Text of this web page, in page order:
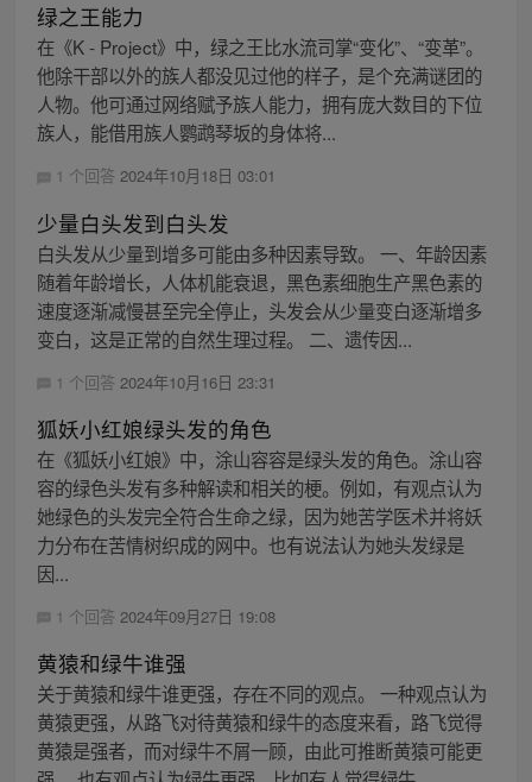
绿之王能力
在《K - Project》中，绿之王比水流司掌“变化”、“变革”。
他除干部以外的族人都没见过他的样子，是个充满谜团的
人物。他可通过网络赋予族人能力，拥有庞大数目的下位
族人，能借用族人鹦鹉琴坂的身体将...
1 个回答 2024年10月18日 03:01
少量白头发到白头发
白头发从少量到增多可能由多种因素导致。 一、年龄因素
随着年龄增长，人体机能衰退，黑色素细胞生产黑色素的
速度逐渐减慢甚至完全停止，头发会从少量变白逐渐增多
变白，这是正常的自然生理过程。 二、遗传因...
1 个回答 2024年10月16日 23:31
狐妖小红娘绿头发的角色
在《狐妖小红娘》中，涂山容容是绿头发的角色。涂山容
容的绿色头发有多种解读和相关的梗。例如，有观点认为
她绿色的头发完全符合生命之绿，因为她苦学医术并将妖
力分布在苦情树织成的网中。也有说法认为她头发绿是
因...
1 个回答 2024年09月27日 19:08
黄猿和绿牛谁强
关于黄猿和绿牛谁更强，存在不同的观点。 一种观点认为
黄猿更强，从路飞对待黄猿和绿牛的态度来看，路飞觉得
黄猿是强者，而对绿牛不屑一顾，由此可推断黄猿可能更